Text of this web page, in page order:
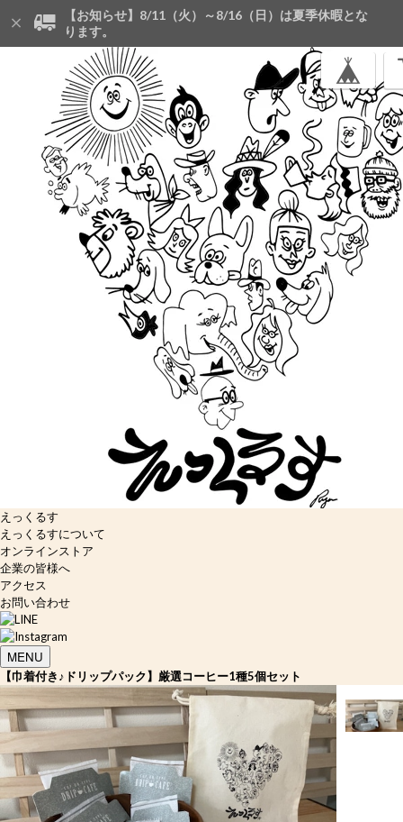
【お知らせ】8/11（火）～8/16（日）は夏季休暇とな
ります。
えっくるす
えっくるすについて
オンラインストア
企業の皆様へ
アクセス
お問い合わせ
MENU
【巾着付き♪ドリップパック】厳選コーヒー1種5個セット